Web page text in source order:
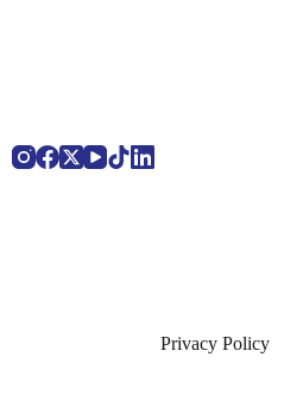
Privacy Policy